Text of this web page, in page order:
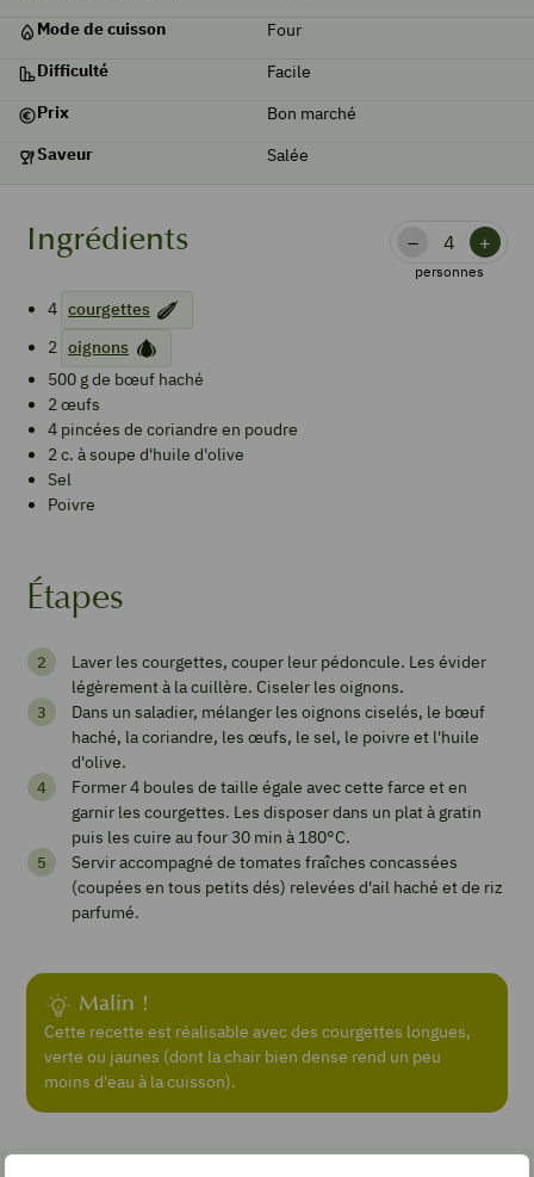
Mode de cuisson
Four
Difficulté
Facile
Prix
Bon marché
Saveur
Salée
Étapes
Laver les courgettes, couper leur pédoncule. Les évider
légèrement à la cuillère. Ciseler les oignons.
Dans un saladier, mélanger les oignons ciselés, le bœuf
haché, la coriandre, les œufs, le sel, le poivre et l'huile
d'olive.
Former 4 boules de taille égale avec cette farce et en
garnir les courgettes. Les disposer dans un plat à gratin
puis les cuire au four 30 min à 180°C.
Servir accompagné de tomates fraîches concassées
(coupées en tous petits dés) relevées d'ail haché et de riz
parfumé.
Malin !
Cette recette est réalisable avec des courgettes longues,
verte ou jaunes (dont la chair bien dense rend un peu
moins d'eau à la cuisson).
Ingrédients – +
personnes
4 courgettes
2 oignons
500 gde bœuf haché
2œufs
4 pincées de coriandre en poudre
2c. à soupe d'huile d'olive
Sel
Poivre
Courgettes
farcies
au
bœuf
et
la
coriandre
Imprimer
la
recette